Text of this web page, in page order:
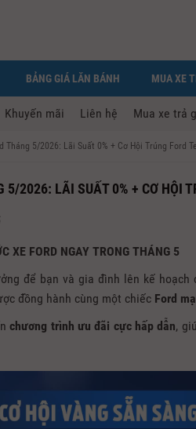
BẢNG GIÁ LĂN BÁNH MUA XE
Khuyến mãi Liên hệ Mua xe trả
Tháng 5/2026: Lãi Suất 0% + Cơ Hội Trúng Ford
5/2026: LÃI SUẤT 0% + CƠ HỘI
XE FORD NGAY TRONG THÁNG 5
để bạn và gia đình lên kế hoạch
đồng hành cùng một chiếc Ford
chương trình ưu đãi cực hấp dẫn,